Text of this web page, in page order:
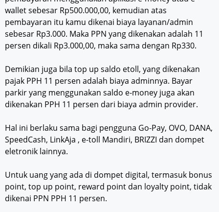
wallet sebesar Rp500.000,00, kemudian atas
pembayaran itu kamu dikenai biaya layanan/admin
sebesar Rp3.000. Maka PPN yang dikenakan adalah 11
persen dikali Rp3.000,00, maka sama dengan Rp330.
Demikian juga bila top up saldo etoll, yang dikenakan
pajak PPH 11 persen adalah biaya adminnya. Bayar
parkir yang menggunakan saldo e-money juga akan
dikenakan PPH 11 persen dari biaya admin provider.
Hal ini berlaku sama bagi pengguna Go-Pay, OVO, DANA,
SpeedCash, LinkAja , e-toll Mandiri, BRIZZI dan dompet
eletronik lainnya.
Untuk uang yang ada di dompet digital, termasuk bonus
point, top up point, reward point dan loyalty point, tidak
dikenai PPN PPH 11 persen.